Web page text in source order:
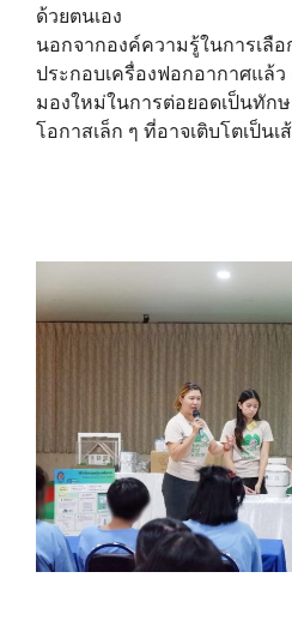
ด้วยตนเอง
นอกจากองค์ความรู้ในการเลื
ประกอบเครื่องฟอกอากาศแล้
มองใหม่ในการต่อยอดเป็นทัก
โอกาสเล็ก ๆ ที่อาจเติบโตเป็น